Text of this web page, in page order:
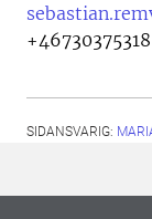
+46730375318
SIDANSVARIG: